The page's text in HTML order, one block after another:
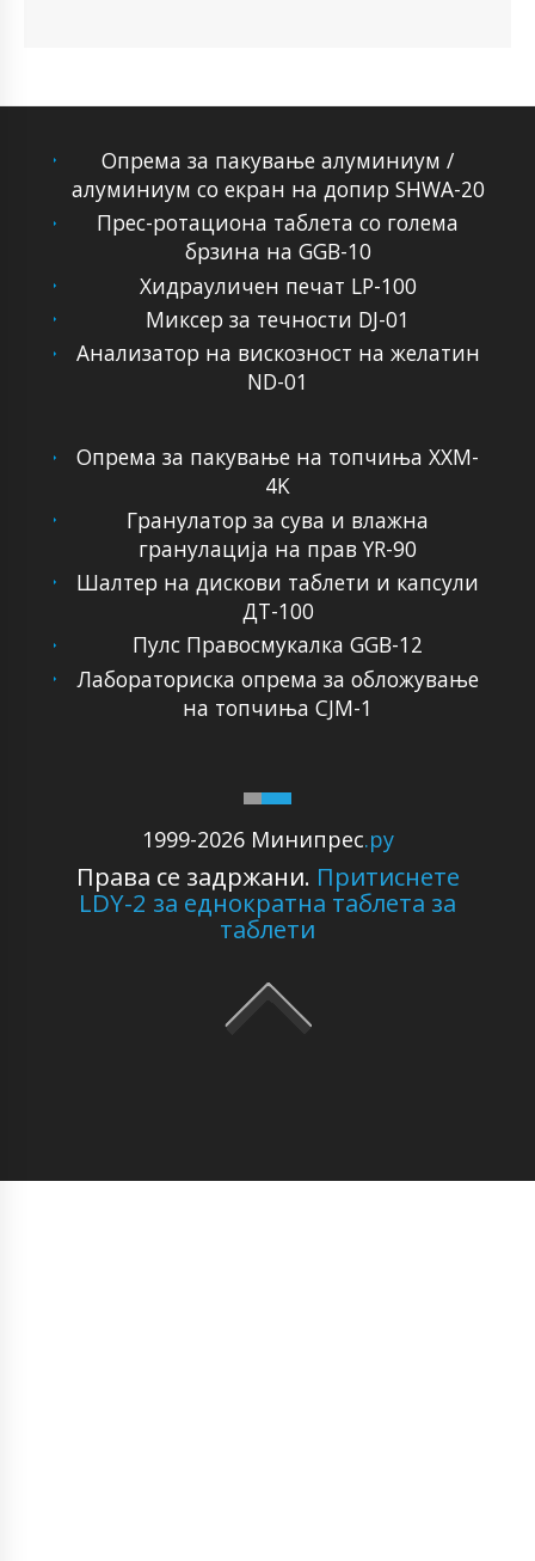
Опрема за пакување алуминиум /
алуминиум со екран на допир SHWA-20
Прес-ротациона таблета со голема
брзина на GGB-10
Хидрауличен печат LP-100
Миксер за течности DJ-01
Анализатор на вискозност на желатин
ND-01
1999-2026 Минипрес.ру
Права се задржани. Притиснете
LDY-2 за еднократна таблета за
таблети
Опрема за пакување на топчиња XXM-
4K
Гранулатор за сува и влажна
гранулација на прав YR-90
Шалтер на дискови таблети и капсули
ДТ-100
Пулс Правосмукалка GGB-12
Лабораториска опрема за обложување
на топчиња CJM-1